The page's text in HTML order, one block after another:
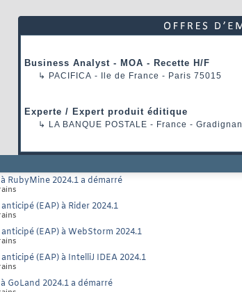
Business Analyst - MOA - Recette H/F
↳ PACIFICA - Ile de France - Paris 75015
Experte / Expert produit éditique
↳ LA BANQUE POSTALE - France - Gradignan
RubyMine 2024.1 a démarré
(EAP) à Rider 2024.1
(EAP) à WebStorm 2024.1
(EAP) à IntelliJ IDEA 2024.1
GoLand 2024.1 a démarré